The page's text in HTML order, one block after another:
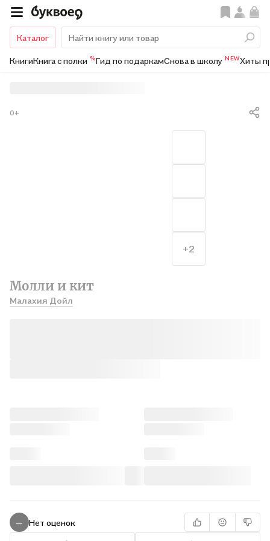
Каталог
КнигиКнига с полки %Гид по подаркамСнова в школу NEWХиты
Молли и кит
Малахия Дойл
0+
— Нет оценок
+2